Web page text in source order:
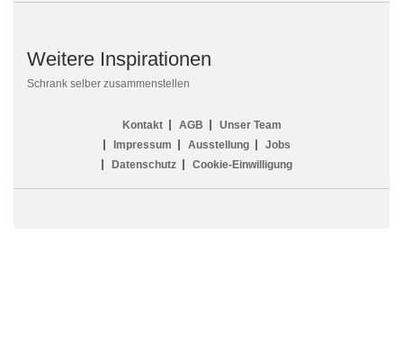
Weitere Inspirationen
Schrank selber zusammenstellen
Kontakt AGB
Unser Team
Impressum
Ausstellung
Jobs
Datenschutz
Cookie-Einwilligung